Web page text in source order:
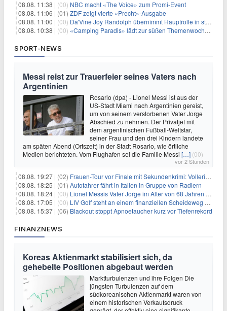
08.08. 11:38 | (00) NBC macht «The Voice» zum Promi-Event
08.08. 11:06 | (01) ZDF zeigt vierte «Precht»-Ausgabe
08.08. 11:00 | (00) Da'Vine Joy Randolph übernimmt Hauptrolle in starbesetzter schwarzer Komödie
08.08. 10:38 | (00) «Camping Paradis» lädt zur süßen Themenwoche ein
SPORT-NEWS
Messi reist zur Trauerfeier seines Vaters nach
Argentinien
Rosario (dpa) - Lionel Messi ist aus der
US-Stadt Miami nach Argentinien gereist,
um von seinem verstorbenen Vater Jorge
Abschied zu nehmen. Der Privatjet mit
dem argentinischen Fußball-Weltstar,
seiner Frau und den drei Kindern landete
am späten Abend (Ortszeit) in der Stadt Rosario, wie örtliche
Medien berichteten. Vom Flughafen sei die Familie Messi […] (00)
vor 2 Stunden
08.08. 19:27 | (02) Frauen-Tour vor Finale mit Sekundenkrimi: Vollering in Gelb
08.08. 18:25 | (01) Autofahrer fährt in Italien in Gruppe von Radlern
08.08. 18:24 | (00) Lionel Messis Vater Jorge im Alter von 68 Jahren gestorben
08.08. 17:05 | (00) LIV Golf steht an einem finanziellen Scheideweg auf der Suche nach neuen Investitionen
08.08. 15:37 | (06) Blackout stoppt Apnoetaucher kurz vor Tiefenrekord
FINANZNEWS
Koreas Aktienmarkt stabilisiert sich, da
gehebelte Positionen abgebaut werden
Marktturbulenzen und ihre Folgen Die
jüngsten Turbulenzen auf dem
südkoreanischen Aktienmarkt waren von
einem historischen Verkaufsdruck